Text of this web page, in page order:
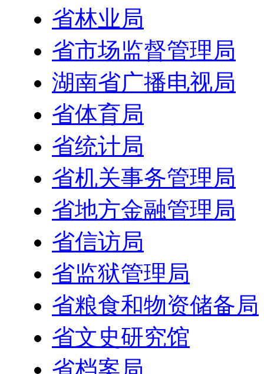
省林业局
省市场监督管理局
湖南省广播电视局
省体育局
省统计局
省机关事务管理局
省地方金融管理局
省信访局
省监狱管理局
省粮食和物资储备局
省文史研究馆